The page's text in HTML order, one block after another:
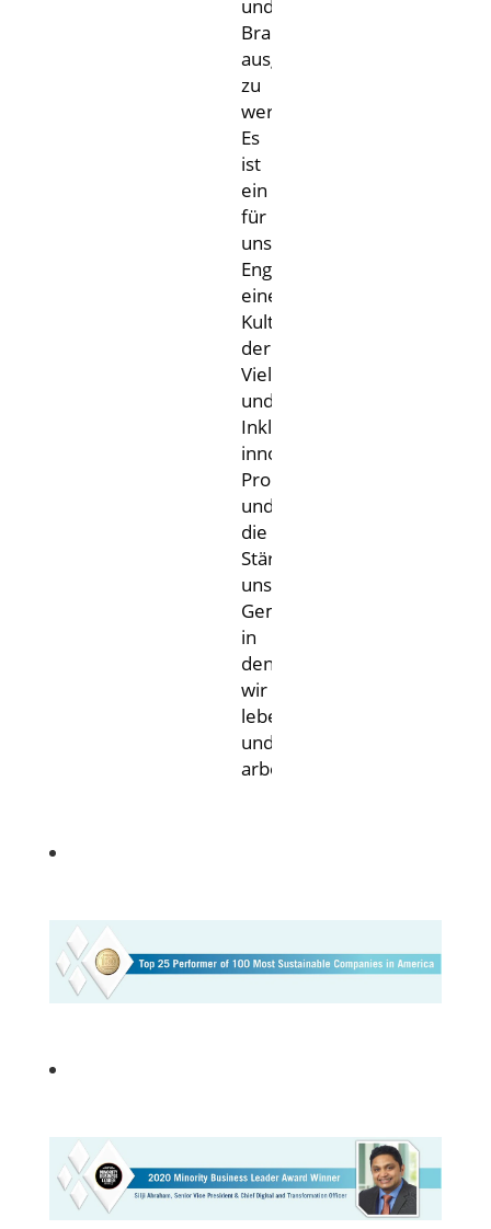
und
Branchenverbänden
ausgezeichnet
zu
werden.
Es
ist
ein Beweis
für
unser
Engagement,
einer
Kultur
der
Vielfalt
und
Inklusion,
innovative
Produkte
und
die
Stärkung
unserer
Gemeinschaft,
in
denen
wir
leben
und
arbeiten.